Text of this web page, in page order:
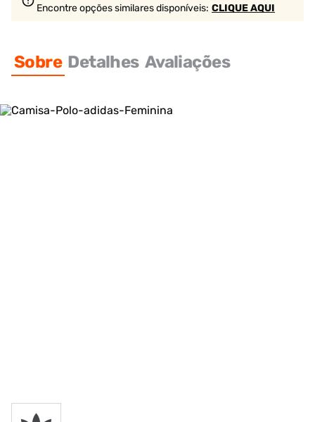
Encontre opções similaresdisponíveis: CLIQUE AQUI
Sobre Detalhes Avaliações